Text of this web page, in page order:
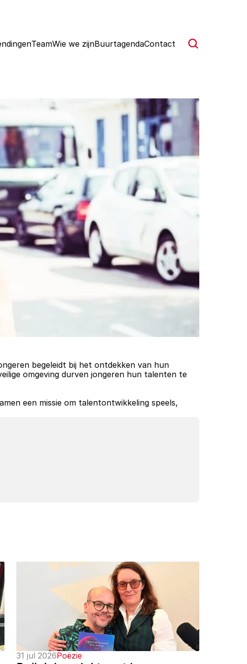
TeamWie we zijnBuurtagendaContact
begeleidt bij het ontdekken van hun
omgeving durven jongeren hun talenten te
een missie om talentontwikkeling speels,
31 jul 2026Poëzie